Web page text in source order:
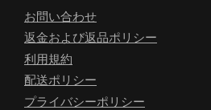
お問い合わせ
返金および返品ポリシー
利用規約
配送ポリシー
プライバシーポリシー